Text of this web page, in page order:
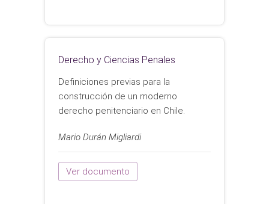
Derecho y Ciencias Penales
Definiciones previas para la
construcción de un moderno
derecho penitenciario en Chile.
Mario Durán Migliardi
Ver documento